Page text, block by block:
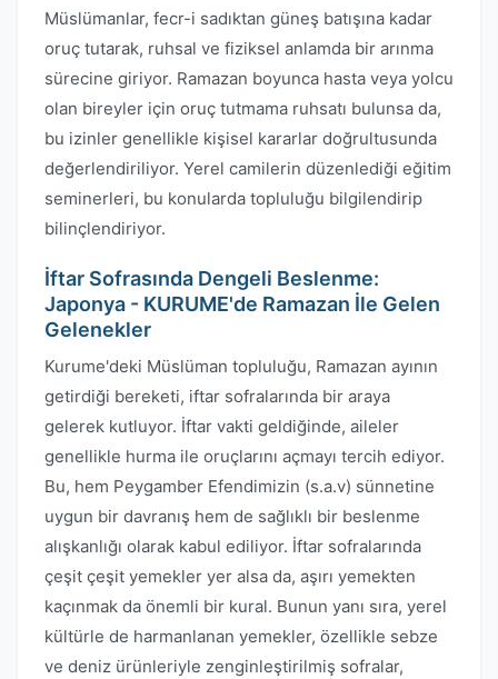
Müslümanlar, fecr-i sadıktan güneş batışına kadar
oruç tutarak, ruhsal ve fiziksel anlamda bir arınma
sürecine giriyor. Ramazan boyunca hasta veya yolcu
olan bireyler için oruç tutmama ruhsatı bulunsa da,
bu izinler genellikle kişisel kararlar doğrultusunda
değerlendiriliyor. Yerel camilerin düzenlediği eğitim
seminerleri, bu konularda topluluğu bilgilendirip
bilinçlendiriyor.
İftar Sofrasında Dengeli Beslenme:
Japonya - KURUME'de Ramazan İle Gelen
Gelenekler
Kurume'deki Müslüman topluluğu, Ramazan ayının
getirdiği bereketi, iftar sofralarında bir araya
gelerek kutluyor. İftar vakti geldiğinde, aileler
genellikle hurma ile oruçlarını açmayı tercih ediyor.
Bu, hem Peygamber Efendimizin (s.a.v) sünnetine
uygun bir davranış hem de sağlıklı bir beslenme
alışkanlığı olarak kabul ediliyor. İftar sofralarında
çeşit çeşit yemekler yer alsa da, aşırı yemekten
kaçınmak da önemli bir kural. Bunun yanı sıra, yerel
kültürle de harmanlanan yemekler, özellikle sebze
ve deniz ürünleriyle zenginleştirilmiş sofralar,